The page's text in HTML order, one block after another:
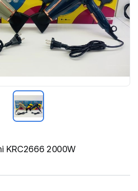
KRC2666 2000W